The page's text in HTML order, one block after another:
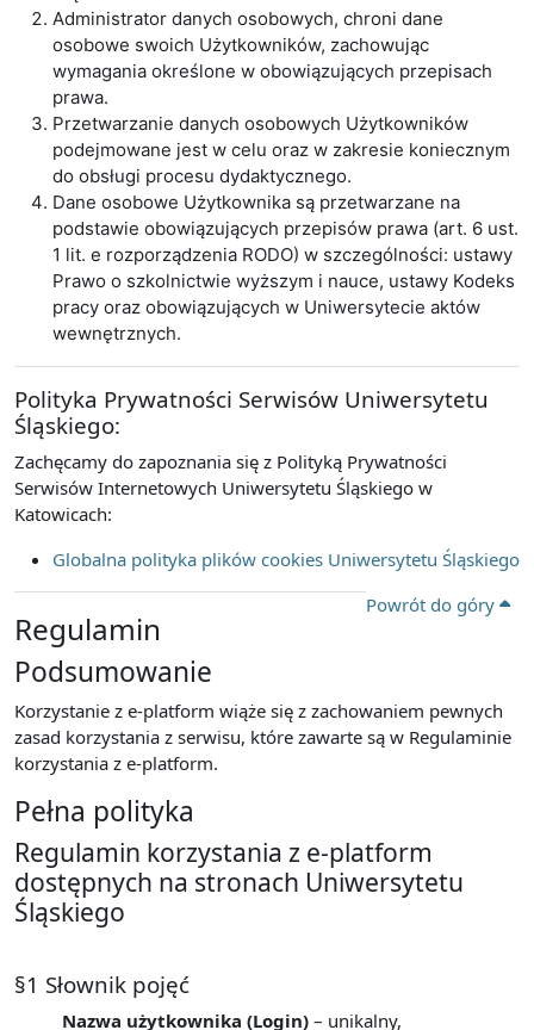
Administrator danych osobowych, chroni dane
osobowe swoich Użytkowników, zachowując
wymagania określone w obowiązujących przepisach
prawa.
Przetwarzanie danych osobowych Użytkowników
podejmowane jest w celu oraz w zakresie koniecznym
do obsługi procesu dydaktycznego.
Dane osobowe Użytkownika są przetwarzane na
podstawie obowiązujących przepisów prawa (art. 6 ust.
1 lit. e rozporządzenia RODO) w szczególności: ustawy
Prawo o szkolnictwie wyższym i nauce, ustawy Kodeks
pracy oraz obowiązujących w Uniwersytecie aktów
wewnętrznych.
Polityka Prywatności Serwisów Uniwersytetu
Śląskiego:
Zachęcamy do zapoznania się z Polityką Prywatności
Serwisów Internetowych Uniwersytetu Śląskiego w
Katowicach:
Globalna polityka plików cookies Uniwersytetu Śląskiego
Powrót do góry
Regulamin
Podsumowanie
Korzystanie z e-platform wiąże się z zachowaniem pewnych
zasad korzystania z serwisu, które zawarte są w Regulaminie
korzystania z e-platform.
Pełna polityka
Regulamin korzystania z e-platform
dostępnych na stronach Uniwersytetu
Śląskiego
§1 Słownik pojęć
Nazwa użytkownika (Login) – unikalny,